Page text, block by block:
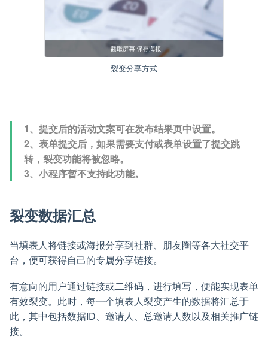
裂变分享方式
1、提交后的活动文案可在发布结果页中设置。
2、表单提交后，如果需要支付或表单设置了提交跳
转，裂变功能将被忽略。
3、小程序暂不支持此功能。
裂变数据汇总
当填表人将链接或海报分享到社群、朋友圈等各大社交平
台，便可获得自己的专属分享链接。
有意向的用户通过链接或二维码，进行填写，便能实现表单
有效裂变。此时，每一个填表人裂变产生的数据将汇总于
此，其中包括数据ID、邀请人、总邀请人数以及相关推广链
接。